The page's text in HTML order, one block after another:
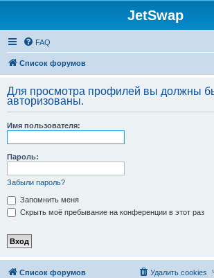
JetSwap
FAQ
Список форумов
Для просмотра профилей вы должны
авторизованы.
Имя пользователя:
Пароль:
Забыли пароль?
Запомнить меня
Скрыть моё пребывание на конференции в этот раз
Список форумов Удалить cookies